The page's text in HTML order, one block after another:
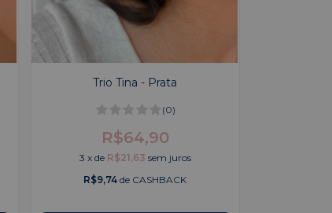
Trio Tina - Prata
(0)
R$64,90
3 x de R$21,63 sem juros
R$9,74 de CASHBACK